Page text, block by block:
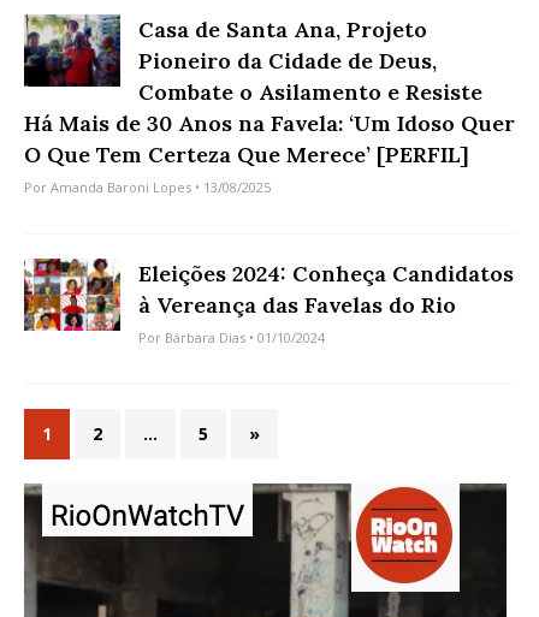
Casa de Santa Ana, Projeto
Pioneiro da Cidade de Deus,
Combate o Asilamento e Resiste
Há Mais de 30 Anos na Favela: ‘Um Idoso Quer
O Que Tem Certeza Que Merece’ [PERFIL]
Por Amanda Baroni Lopes • 13/08/2025
Eleições 2024: Conheça Candidatos
à Vereança das Favelas do Rio
Por Bárbara Dias • 01/10/2024
1 2 … 5 »